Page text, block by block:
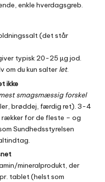
enkle hverdagsgreb.
(det står
typisk 20-25 µg jod.
om du kun salter let.
ikke
smagsmæssig forskel
brøddej, færdig ret). 3-4
for de fleste – og
Sundhedsstyrelsen
mineralprodukt, der
tablet (helst som